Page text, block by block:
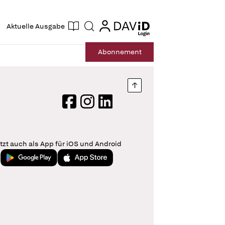
Aktuelle Ausgabe Suche login
login
Abonnement
Nach oben springen
FacebookInstagram
LinkedIn
auch als App für iOS und Android
Jetzt bei Google PlayLaden im App Store